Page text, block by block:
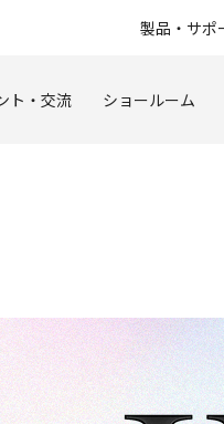
製品・サポ
ト・交流 ショールーム